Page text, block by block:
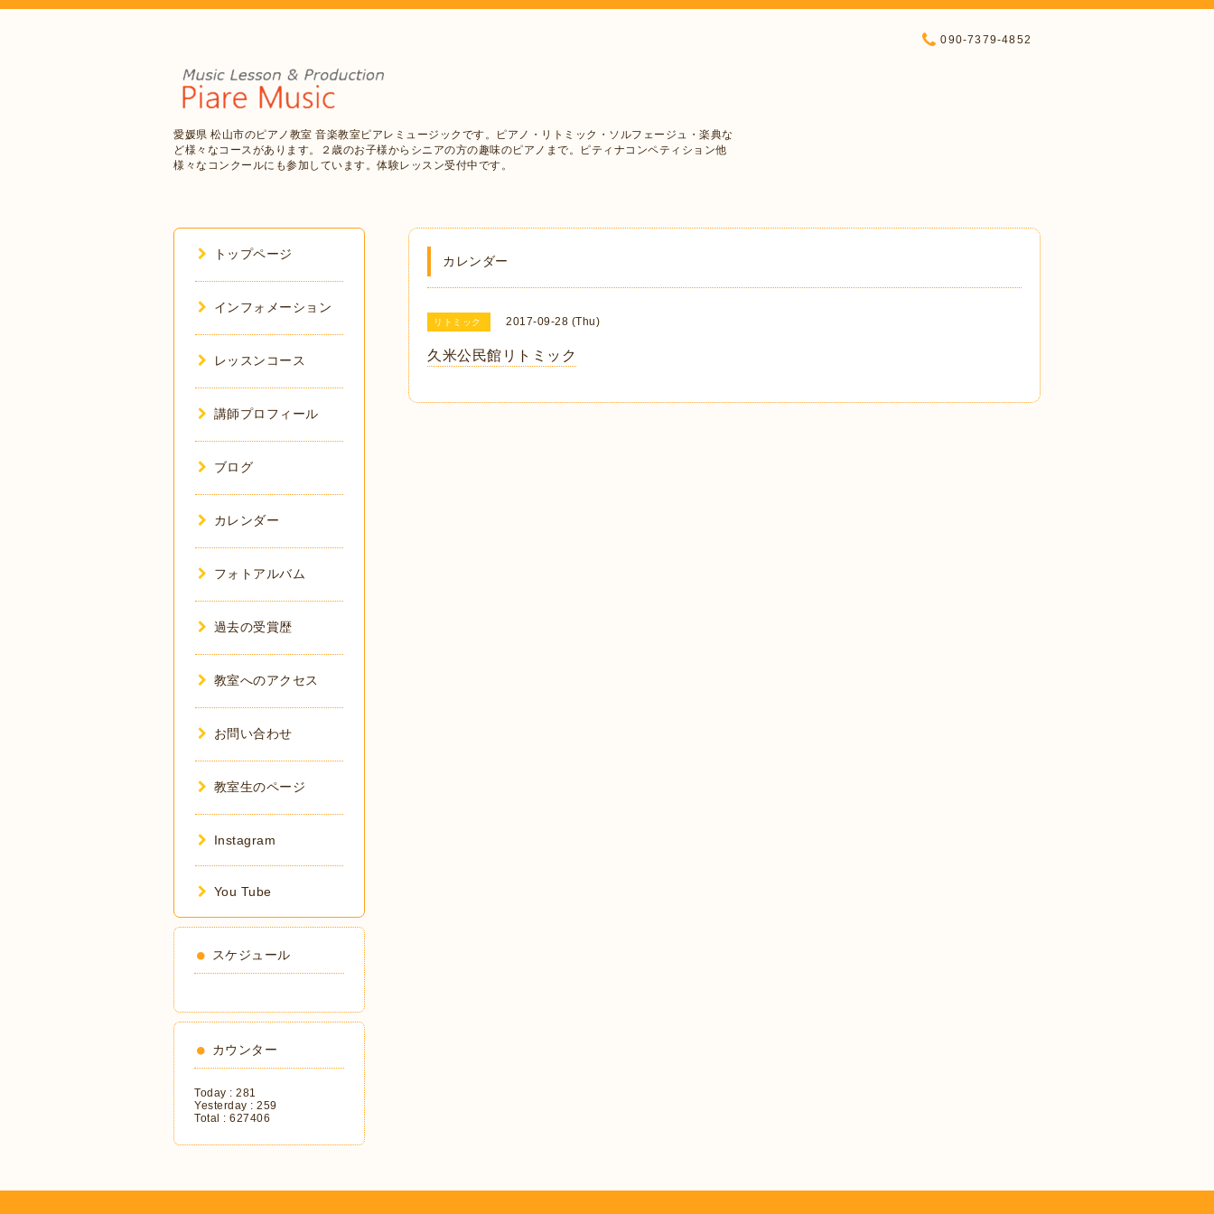
愛媛県 松山市のピアノ教室 音楽教室ピアレミュージックです。ピアノ・リトミック・ソルフェージュ・楽典な
ど様々なコースがあります。２歳のお子様からシニアの方の趣味のピアノまで。ピティナコンペティション他
様々なコンクールにも参加しています。体験レッスン受付中です。
090-7379-4852
カレンダー
リトミック 2017-09-28 (Thu)
久米公民館リトミック
トップページ
インフォメーション
レッスンコース
講師プロフィール
ブログ
カレンダー
フォトアルバム
過去の受賞歴
教室へのアクセス
お問い合わせ
教室生のページ
Instagram
You Tube
スケジュール
カウンター
Today : 281
Yesterday : 259
Total : 627406